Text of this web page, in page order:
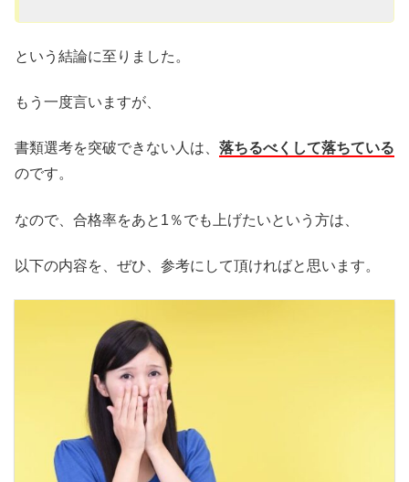
という結論に至りました。
もう一度言いますが、
書類選考を突破できない人は、 落ちるべくして落ちている
のです。
なので、合格率をあと1％でも上げたいという方は、
以下の内容を、ぜひ、参考にして頂ければと思います。